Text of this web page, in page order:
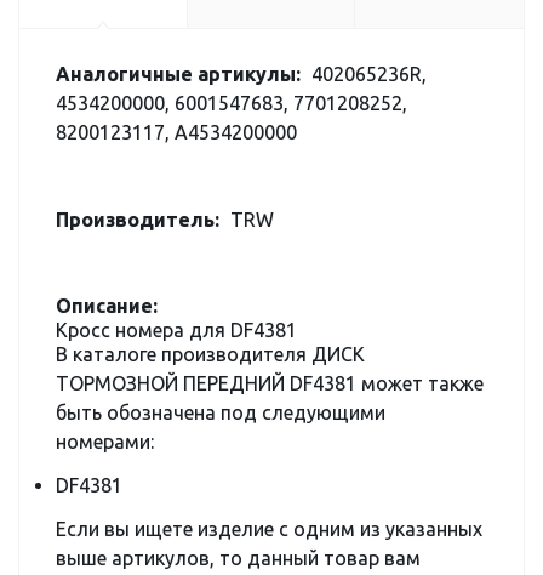
Аналогичные артикулы: 402065236R,
4534200000, 6001547683, 7701208252,
8200123117, A4534200000
Производитель: TRW
Описание:
Кросс номера для DF4381
В каталоге производителя ДИСК
ТОРМОЗНОЙ ПЕРЕДНИЙ DF4381 может также
быть обозначена под следующими
номерами:
DF4381
Если вы ищете изделие с одним из указанных
выше артикулов, то данный товар вам